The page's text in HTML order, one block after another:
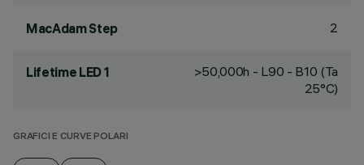
MacAdam Step 2
Lifetime LED 1
>50,000h - L90 - B10 (Ta
25°C)
GRAFICI E CURVE POLARI